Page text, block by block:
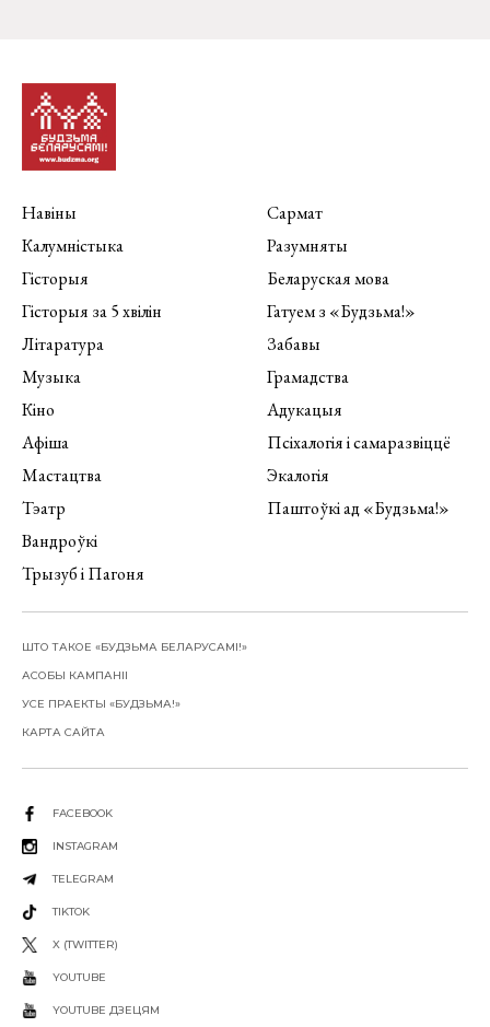
Навіны
Калумністыка
Гісторыя
Гісторыя за 5 хвілін
Літаратура
Музыка
Кіно
Афіша
Мастацтва
Тэатр
Вандроўкі
Трызуб і Пагоня
Сармат
Разумняты
Беларуская мова
Гатуем з «Будзьма!»
Забавы
Грамадства
Адукацыя
Псіхалогія і самаразвіццё
Экалогія
Паштоўкі ад «Будзьма!»
ШТО ТАКОЕ «БУДЗЬМА БЕЛАРУСАМІ!»
АСОБЫ КАМПАНІІ
УСЕ ПРАЕКТЫ «БУДЗЬМА!»
КАРТА САЙТА
FACEBOOK
INSTAGRAM
TELEGRAM
TIKTOK
X (TWITTER)
YOUTUBE
YOUTUBE ДЗЕЦЯМ